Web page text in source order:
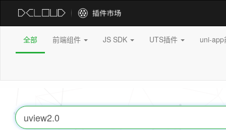
全部 前端组件 JS SDK UTS插件 uni-